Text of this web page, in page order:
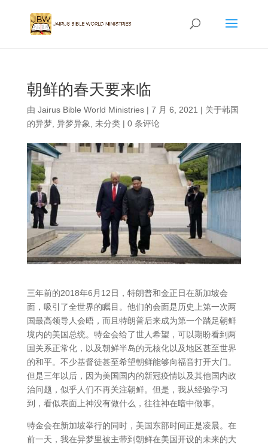
朝鲜的春天要来临
由 Jairus Bible World Ministries| 7 月 6, 2021 | 关于韩国
的异梦 异梦异象 未分类| 0 条评论
三年前的2018年6月12日，特朗普和金正日在新加坡会
面，吸引了全世界的瞩目。他们的会面是历史上第一次两
国最高领导人会晤，而且特朗普后来成为第一个踏足朝鲜
境内的美国总统。特金会给了世人希望，可以期盼看到两
国关系正常化，以及朝鲜半岛的无核化以及地区甚至世界
的和平。不少基督徒甚至希望朝鲜能够向福音打开大门。
但是三年以后，因为美国国内的新冠疫情以及其他国内政
治问题，似乎人们不再关注朝鲜。但是，我从经验学习
到，看似表面上神没有做什么，往往神在暗中做事。
特金会在新加坡举行的同时，美国东部时间正是凌晨。在
前一天，我在异梦里被主带到朝鲜在美国开设的未来的大